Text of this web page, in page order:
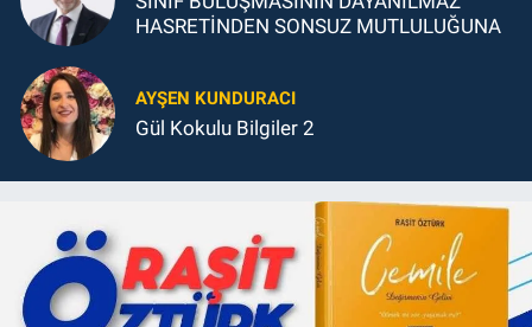
HASRETİNDEN SONSUZ MUTLULUĞUNA
AYŞEN KUNDURACI
Gül Kokulu Bilgiler 2